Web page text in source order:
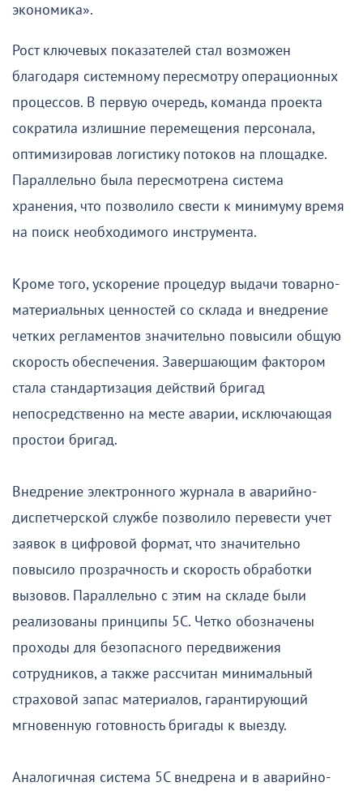
экономика».
Рост ключевых показателей стал возможен
благодаря системному пересмотру операционных
процессов. В первую очередь, команда проекта
сократила излишние перемещения персонала,
оптимизировав логистику потоков на площадке.
Параллельно была пересмотрена система
хранения, что позволило свести к минимуму время
на поиск необходимого инструмента.
Кроме того, ускорение процедур выдачи товарно-
материальных ценностей со склада и внедрение
четких регламентов значительно повысили общую
скорость обеспечения. Завершающим фактором
стала стандартизация действий бригад
непосредственно на месте аварии, исключающая
простои бригад.
Внедрение электронного журнала в аварийно-
диспетчерской службе позволило перевести учет
заявок в цифровой формат, что значительно
повысило прозрачность и скорость обработки
вызовов. Параллельно с этим на складе были
реализованы принципы 5С. Четко обозначены
проходы для безопасного передвижения
сотрудников, а также рассчитан минимальный
страховой запас материалов, гарантирующий
мгновенную готовность бригады к выезду.
Аналогичная система 5С внедрена и в аварийно-